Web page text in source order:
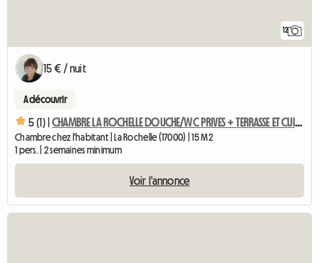
12
15 € / nuit
A découvrir
5 (1) | CHAMBRE LA ROCHELLE DOUCHE/WC PRIVES + TERRASSE ET CUISINE
Chambre chez l'habitant | La Rochelle (17000) | 15 M2
1 pers. | 2 semaines minimum
Voir l'annonce